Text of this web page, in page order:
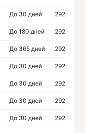
До 30 дней 292%
До 180 дней 292%
До 365 дней 292%
До 30 дней 292%
До 30 дней 292%
До 30 дней 292%
До 30 дней 292%